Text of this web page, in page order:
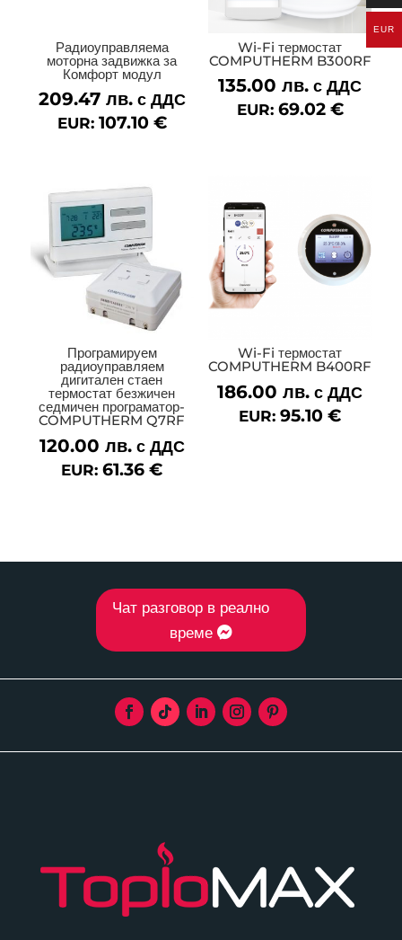
Радиоуправляема
моторна задвижка за
Комфорт модул
209.47 лв. с ДДС
EUR: 107.10 €
Wi-Fi термостат
COMPUTHERM B300RF
135.00 лв. с ДДС
EUR: 69.02 €
Програмируем
радиоуправляем
дигитален стаен
термостат безжичен
седмичен програматор-
COMPUTHERM Q7RF
120.00 лв. с ДДС
EUR:61.36€
Wi-Fi термостат
COMPUTHERM B400RF
186.00 лв. с ДДС
EUR: 95.10 €
Чат разговор в реално
време
EUR